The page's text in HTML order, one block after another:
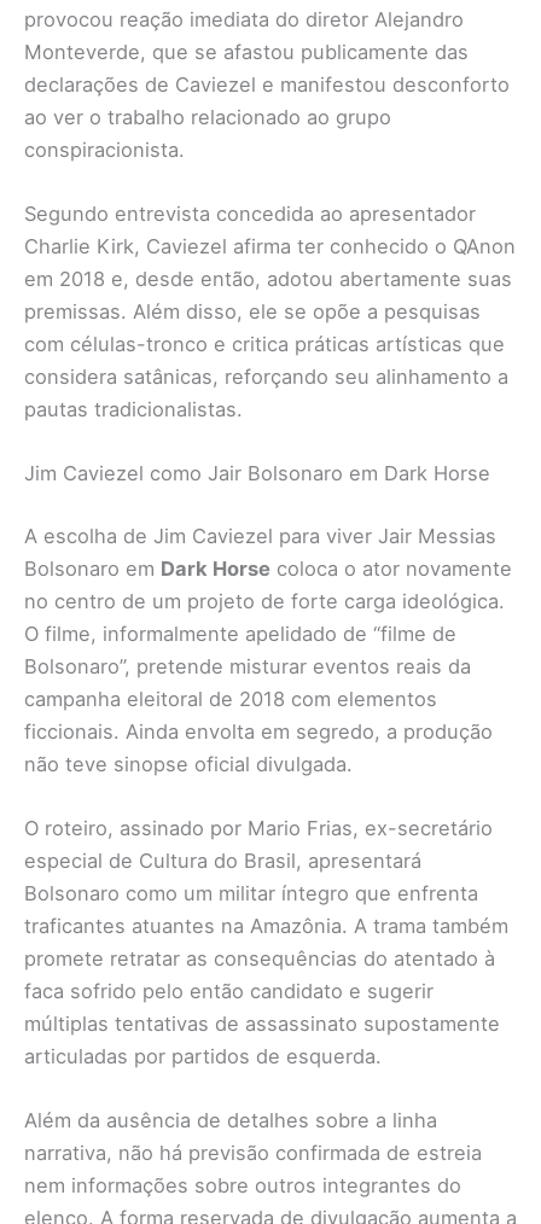
provocou reação imediata do diretor Alejandro
Monteverde, que se afastou publicamente das
declarações de Caviezel e manifestou desconforto
ao ver o trabalho relacionado ao grupo
conspiracionista.
Segundo entrevista concedida ao apresentador
Charlie Kirk, Caviezel afirma ter conhecido o QAnon
em 2018 e, desde então, adotou abertamente suas
premissas. Além disso, ele se opõe a pesquisas
com células-tronco e critica práticas artísticas que
considera satânicas, reforçando seu alinhamento a
pautas tradicionalistas.
Jim Caviezel como Jair Bolsonaro em Dark Horse
A escolha de Jim Caviezel para viver Jair Messias
Bolsonaro em Dark Horse coloca o ator novamente
no centro de um projeto de forte carga ideológica.
O filme, informalmente apelidado de “filme de
Bolsonaro”, pretende misturar eventos reais da
campanha eleitoral de 2018 com elementos
ficcionais. Ainda envolta em segredo, a produção
não teve sinopse oficial divulgada.
O roteiro, assinado por Mario Frias, ex-secretário
especial de Cultura do Brasil, apresentará
Bolsonaro como um militar íntegro que enfrenta
traficantes atuantes na Amazônia. A trama também
promete retratar as consequências do atentado à
faca sofrido pelo então candidato e sugerir
múltiplas tentativas de assassinato supostamente
articuladas por partidos de esquerda.
Além da ausência de detalhes sobre a linha
narrativa, não há previsão confirmada de estreia
nem informações sobre outros integrantes do
elenco. A forma reservada de divulgação aumenta a